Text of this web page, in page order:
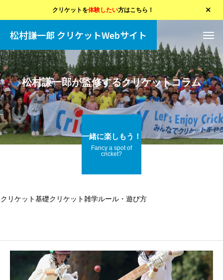
クリケットを体験したい方はこちら！
松村謙一郎 クリケットWebサイト
松村謙一郎が監修するクリケットコラム
一緒に楽しもう！
Fancy a spot of
cricket?
クリケット基礎クリケット雑学ルール・遊び方